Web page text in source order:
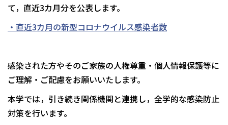
て，直近3カ月分を公表します。
・直近3カ月の新型コロナウイルス感染者数
感染された方やそのご家族の人権尊重・個人情報保護等に
ご理解・ご配慮をお願いいたします。
本学では，引き続き関係機関と連携し，全学的な感染防止
対策を行います。